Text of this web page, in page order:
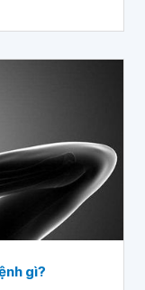
gì?